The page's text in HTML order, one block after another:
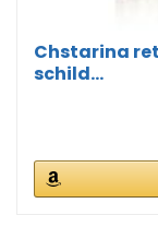
Chstarina
schild...